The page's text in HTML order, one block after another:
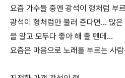
요즘 가수들 중엔 광석이 형처럼 부
광석이 형처럼만 불러 준다면... 많
을 알고 모두다 좋아 해 줄 텐데...
요즘은 마음으로 노래를 부르는 사